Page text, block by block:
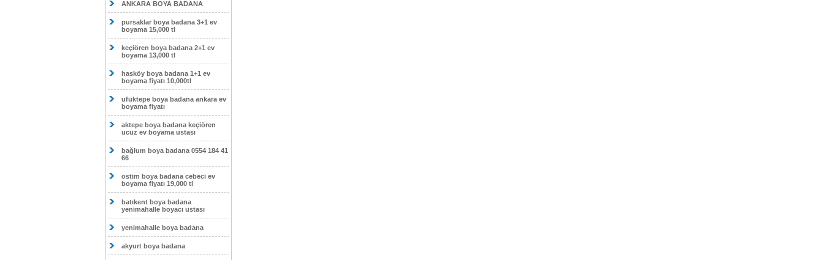
ANKARA BOYA BADANA
pursaklar boya badana 3+1 ev
boyama 15,000 tl
keçiören boya badana 2+1 ev
boyama 13,000 tl
hasköy boya badana 1+1 ev
boyama fiyatı 10,000tl
ufuktepe boya badana ankara ev
boyama fiyatı
aktepe boya badana keçiören
ucuz ev boyama ustası
bağlum boya badana 0554 184 41
66
ostim boya badana cebeci ev
boyama fiyatı 19,000 tl
batıkent boya badana
yenimahalle boyacı ustası
yenimahalle boya badana
akyurt boya badana